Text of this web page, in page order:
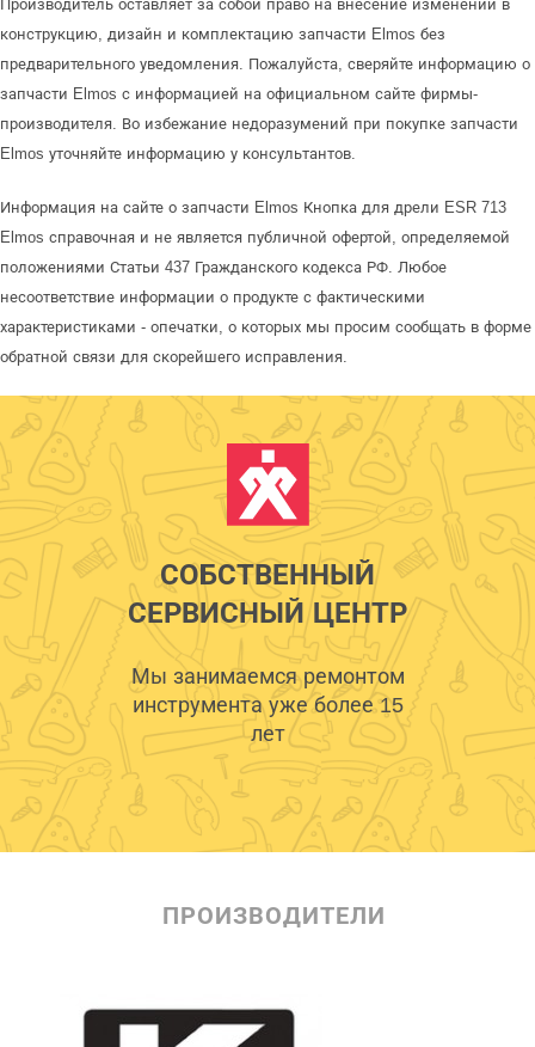
Производитель оставляет за собой право на внесение изменений в
конструкцию, дизайн и комплектацию запчасти Elmos без
предварительного уведомления. Пожалуйста, сверяйте информацию о
запчасти Elmos с информацией на официальном сайте фирмы-
производителя. Во избежание недоразумений при покупке запчасти
Elmos уточняйте информацию у консультантов.
Информация на сайте о запчасти Elmos Кнопка для дрели ESR 713
Elmos справочная и не является публичной офертой, определяемой
положениями Статьи 437 Гражданского кодекса РФ. Любое
несоответствие информации о продукте с фактическими
характеристиками - опечатки, о которых мы просим сообщать в форме
обратной связи для скорейшего исправления.
СОБСТВЕННЫЙ
СЕРВИСНЫЙ ЦЕНТР
Мы занимаемся ремонтом
инструмента уже более 15
лет
ПРОИЗВОДИТЕЛИ